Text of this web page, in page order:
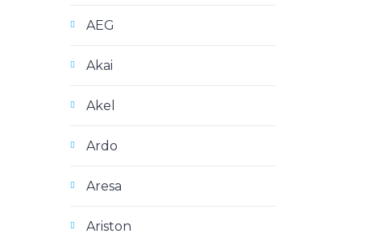
AEG
Akai
Akel
Ardo
Aresa
Ariston